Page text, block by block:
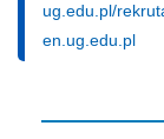
ug.edu.pl/
en.ug.edu.pl